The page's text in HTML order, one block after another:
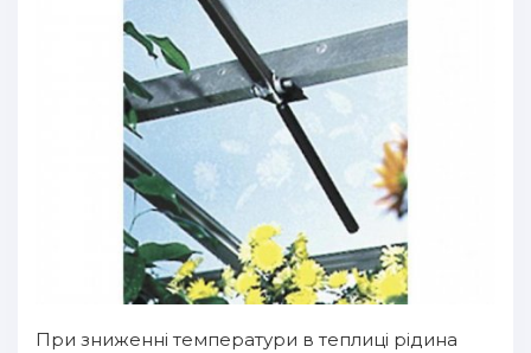
При зниженні температури в теплиці рідина